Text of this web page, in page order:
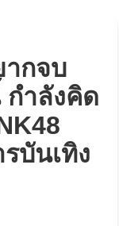
ากจบ
ำลังคิด
บันเทิง